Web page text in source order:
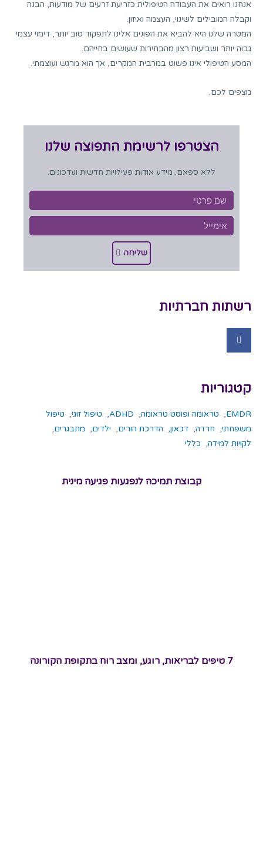
אנחנו רואים את העבודה הטיפולית כזריעת זרעים של מודעות, הבנה
וקבלה המובילים לשינוי, העצמה ואיזון.
המטרה שלנו היא להביא את הפונים אלינו לתפקוד טוב יותר, דימוי עצמי
גבוה יותר ושביעות רצון מהבחירות שעושים בחייהם.
המסע הטיפולי אינו פשוט במרבית המקרים, אך הוא מרגש ועוצמתי.
מצפים לכם.
הצטרפו לרשימת התפוצה שלנו
ללא ספאם. מידע אודות פעילויות חדשות ועדכונים.
שליחה
רשתות חברתיות
קטגוריות
EMDR
, טראומה ופוסט טראומה,
ADHD
, טיפול זוגי, טיפול
משפחתי, חרדה, דכאון, הדרכת הורים, ילדים, מתבגרים,
לקויות למידה, כללי
קבוצת תמיכה לנפגעות פגיעה מינית
7 טיפים לבריאות, רוגע, ומצב רוח בתקופת הקורונה